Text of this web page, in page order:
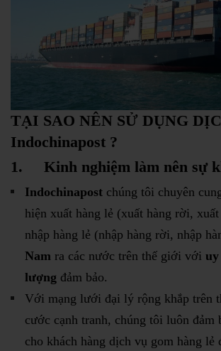
TẠI SAO NÊN SỬ DỤNG
Indochinapost ?
1. Kinh nghiệm làm nên sự
Indochinapost chúng tôi chuyên
hiện xuất hàng lẻ (xuất hàng rời,
nhập hàng lẻ (nhập hàng rời, nhập
Nam ra các nước trên thế giới với
lượng đảm bảo.
Với mạng lưới đại lý rộng khắp trên
cước cạnh tranh, chúng tôi luôn đảm
cho khách hàng dịch vụ gom hàng lẻ